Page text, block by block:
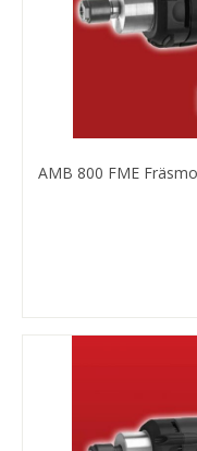
AMB 800 FME